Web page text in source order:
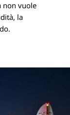
non vuole
la